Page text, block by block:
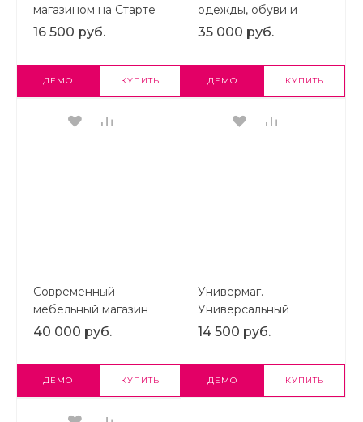
магазином на Старте
16 500 руб.
ДЕМО КУПИТЬ
одежды, обуви и
аксессуаров.
35 000 руб.
ДЕМО КУПИТЬ
Современный
мебельный магазин
«Ваша мебель»
40 000 руб.
ДЕМО КУПИТЬ
Универмаг.
Универсальный
магазин на Cтарте.
14 500 руб.
ДЕМО КУПИТЬ